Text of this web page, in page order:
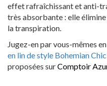
effet rafraîchissant et anti-
très absorbante : elle élimine
la transpiration.
Jugez-en par vous-mêmes
en lin de style Bohemian Chic
proposées surComptoir